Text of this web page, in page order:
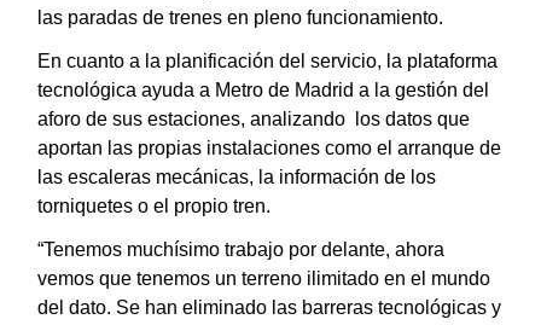
las paradas de trenes en pleno funcionamiento.
En cuanto a la planificación del servicio, la plataforma
tecnológica ayuda a Metro de Madrid a la gestión del
aforo de sus estaciones, analizando los datos que
aportan las propias instalaciones como el arranque de
las escaleras mecánicas, la información de los
torniquetes o el propio tren.
“Tenemos muchísimo trabajo por delante, ahora
vemos que tenemos un terreno ilimitado en el mundo
del dato. Se han eliminado las barreras tecnológicas y